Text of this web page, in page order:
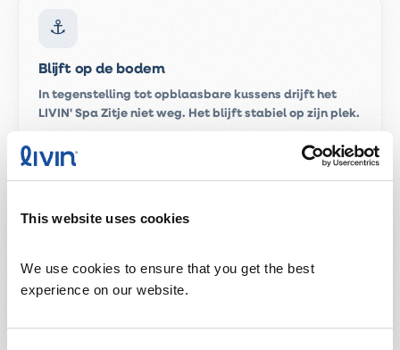
This website uses cookies
We use cookies to ensure that you get the best
experience on our website.
⚓
Blijft op de bodem
In tegenstelling tot opblaasbare kussens drijft het
LIVIN' Spa Zitje niet weg. Het blijft stabiel op zijn plek.
💧
Waterbestendig
Gemaakt van hoogwaardige materialen die bestand